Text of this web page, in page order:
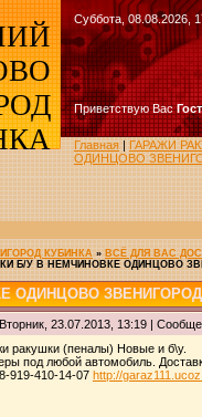
Суббота, 08.08.2026,
Приветствую Вас
Главная|ГАРАЖИ
ОДИНЦОВО
КУБИНКА » ВСЁ ДЛЯ ВАС
Б/У В НЕМЧИНОВКЕ ОДИНЦОВО
ОДИНЦОВО
23.07.2013, 13:19 |
ракушки (пеналы) Новые и б\у.
под любой автомобиль.
919-410-14-07 http://